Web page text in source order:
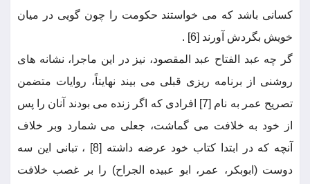
کسانی باشد که می خواستند حکومت را چون گویی در میان
خویش بگردش آورند [6] .
گر چه عبد الفتاح عبد المقصود، نیز در این ماجرا، نشانه های
روشنی از برنامه ریزی قبلی می بیند نهایتاً، روایات متضمن
تصریح عمر به نام [7] افرادی که اگر زنده می بودند آنان را پس
از خود به خلافت می گماشت، جعلی می شمارد وبر خلاف
آنچه که در ابتدا کتاب خود عرضه داشته [8] ، تبانی این سه
دوست (ابوبکر، عمر، ابو عبیده الجراح) را بر غصب خلافت